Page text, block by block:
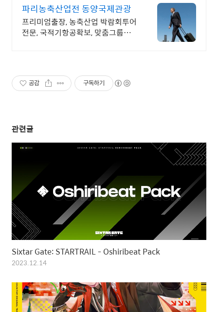
파리농축산업전 동양국제관광
프리미엄출장, 농축산업 박람회투어
전문, 국적기항공확보, 맞춤그룹투
공감 구독하기
관련글
Sixtar Gate: STARTRAIL - Oshiribeat Pack
2023.12.14